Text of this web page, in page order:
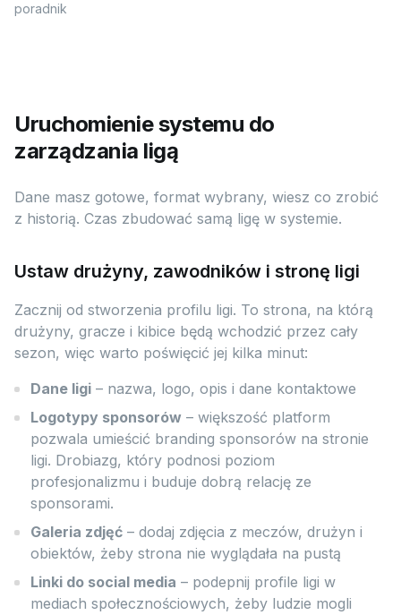
poradnik
Uruchomienie systemu do
zarządzania ligą
Dane masz gotowe, format wybrany, wiesz co zrobić
z historią. Czas zbudować samą ligę w systemie.
Ustaw drużyny, zawodników i stronę ligi
Zacznij od stworzenia profilu ligi. To strona, na którą
drużyny, gracze i kibice będą wchodzić przez cały
sezon, więc warto poświęcić jej kilka minut:
Dane ligi – nazwa, logo, opis i dane kontaktowe
Logotypy sponsorów – większość platform
pozwala umieścić branding sponsorów na stronie
ligi. Drobiazg, który podnosi poziom
profesjonalizmu i buduje dobrą relację ze
sponsorami.
Galeria zdjęć – dodaj zdjęcia z meczów, drużyn i
obiektów, żeby strona nie wyglądała na pustą
Linki do social media – podepnij profile ligi w
mediach społecznościowych, żeby ludzie mogli